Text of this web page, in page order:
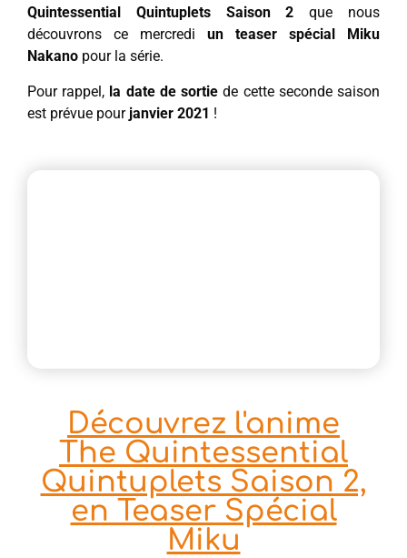
Quintessential Quintuplets Saison 2 que nous
découvrons ce mercredi un teaser spécial Miku
Nakano pour la série.
Pour rappel, la date de sortie de cette seconde saison
est prévue pour janvier 2021 !
Découvrez l'anime
The Quintessential
Quintuplets Saison 2,
en Teaser Spécial
Miku